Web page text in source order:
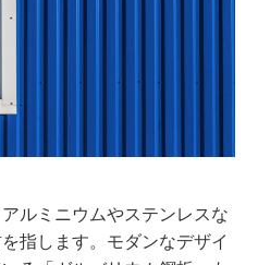
ルミニウムやステンレスな
指します。モダンなデザイ